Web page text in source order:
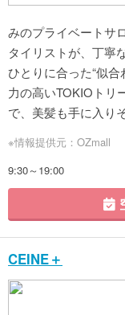
みのプライベートサ
タイリストが、丁寧
ひとりに合った“似
力の高いTOKIOトリ
で、美髪も手に入り
※情報提供元：OZmall
9:30～19:00
CEINE＋